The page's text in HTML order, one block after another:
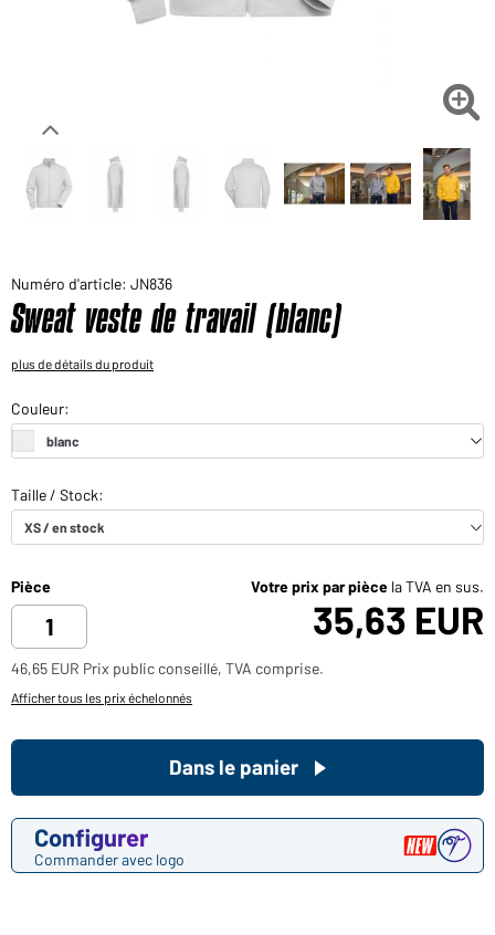
Voudriez-vous acheter des produits pour votre besoin

Numéro d'article: JN836
Sweat veste de travail (blanc)
plus de détails du produit
Pièce Votre prix par pièce la TVA en sus.
35,63 EUR
46,65 EUR Prix public conseillé, TVA comprise.
Afficher tous les prix échelonnés
Configurer
Commander avec logo
Dans le panier